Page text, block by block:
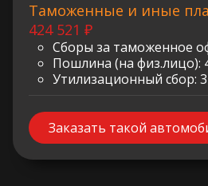
Таможенные и иные
424 521 ₽
Сборы за таможенное
Пошлина (на физ.лицо):
Утилизационный сбор:
Заказать такой